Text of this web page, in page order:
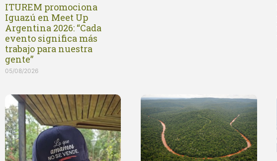
ITUREM promociona
Iguazú en Meet Up
Argentina 2026: “Cada
evento significa más
trabajo para nuestra
gente”
05/08/2026